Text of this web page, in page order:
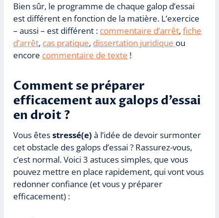
Bien sûr, le programme de chaque galop d’essai
est différent en fonction de la matière. L’exercice
– aussi – est différent : commentaire d’arrêt,fiche
d’arrêt, cas pratique, dissertation juridique ou
encore commentaire de texte !
Comment se préparer
efficacement aux galops d’essai
en droit ?
Vous êtesstressé(e) à l’idée de devoir surmonter
cet obstacle des galops d’essai ? Rassurez-vous,
c’est normal. Voici 3 astuces simples, que vous
pouvez mettre en place rapidement, qui vont vous
redonner confiance (et vous y préparer
efficacement) :